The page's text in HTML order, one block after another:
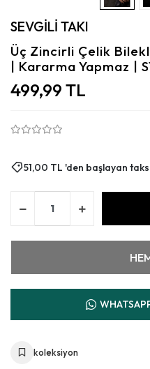
Florit
Granat
Kalsedon
Kehribar
Güneş
Azurit
Mercan
SEVGİLİ TAKI
Üç Zincirli Çelik
| Kararma Yapmaz |
499,99 TL
51,00 TL 'den başlayan
koleksiyon